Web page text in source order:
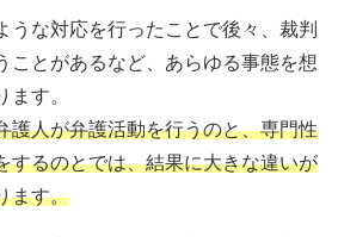
うな対応を行ったことで後々、裁判
ことがあるなど、あらゆる事態を想
ます。
護人が弁護活動を行うのと、専門性
するのとでは、結果に大きな違いが
ます。